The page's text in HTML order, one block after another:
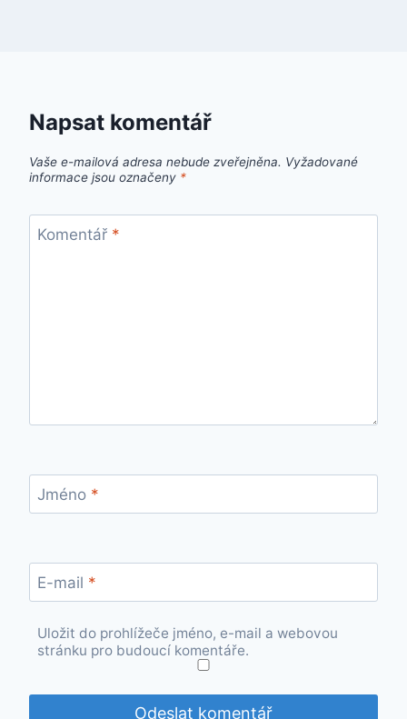
Napsat komentář
Vaše e-mailová adresa nebude zveřejněna. Vyžadované
informace jsou označeny *
Komentář *
Jméno *
E-mail *
Uložit do prohlížeče jméno, e-mail a webovou
stránku pro budoucí komentáře.